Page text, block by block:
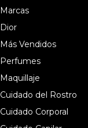
Marcas
Dior
Más Vendidos
Perfumes
Maquillaje
Cuidado del Rostro
Cuidado Corporal